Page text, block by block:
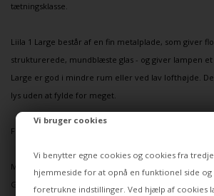
Vi bruger cookies
Vi benytter egne cookies og cookies fra
hjemmeside for at opnå en funktionel side og
foretrukne indstillinger. Ved hjælp af cookies
tætningsklasse.
Liila 1 Large består af en fin metalplade, som giver
strukturerede, mundblæste glas - og giver lampen et
Large er god i mindre rum eller ved lav lofthøjde.
lys uden at fylde for meget.
Findes også i mindre størrelse.
Materialer
Glas / Metal